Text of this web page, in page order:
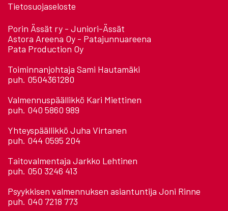
Tietosuojaseloste
Porin Ässät ry - Juniori-Ässät
Astora Areena Oy - Patajunnuareena
Pata Production Oy
Toiminnanjohtaja Sami Hautamäki
puh. 0504361280
Valmennuspäällikkö Kari Miettinen
puh. 040 5860 989
Yhteyspäällikkö Juha Virtanen
puh. 044 0595 204
Taitovalmentaja Jarkko Lehtinen
puh. 050 3246 413
Psyykkisen valmennuksen asiantuntija Joni Rinne
puh. 040 7218 773